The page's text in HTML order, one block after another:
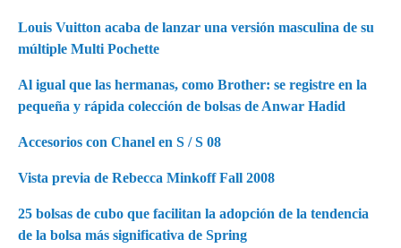
Louis Vuitton acaba de lanzar una versión masculina de su
múltiple Multi Pochette
Al igual que las hermanas, como Brother: se registre en la
pequeña y rápida colección de bolsas de Anwar Hadid
Accesorios con Chanel en S / S 08
Vista previa de Rebecca Minkoff Fall 2008
25 bolsas de cubo que facilitan la adopción de la tendencia
de la bolsa más significativa de Spring